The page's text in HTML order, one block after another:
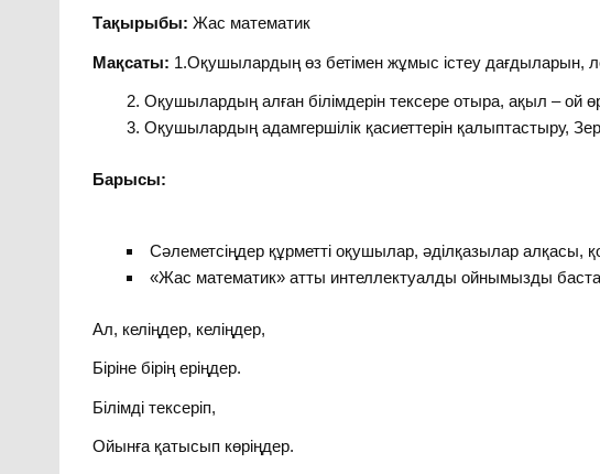
Тақырыбы: Жас математик
Мақсаты: 1.Оқушылардың өз бетімен жұмыс істеу дағдыларын,
Оқушылардың алған білімдерін тексере отыра, ақыл – ой
Оқушылардың адамгершілік қасиеттерін қалыптастыру,
Барысы:
Сәлеметсіңдер құрметті оқушылар, әділқазылар алқасы,
«Жас математик» атты интеллектуалды ойнымызды
Ал, келіңдер, келіңдер,
Біріне бірің еріңдер.
Білімді тексеріп,
Ойынға қатысып көріңдер.